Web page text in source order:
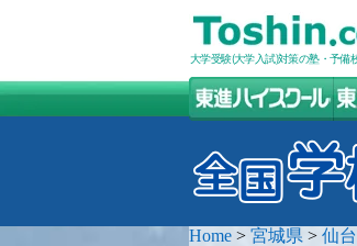
大学受験(大学入試)対策の塾・予備
Home > 宮城県 > 仙